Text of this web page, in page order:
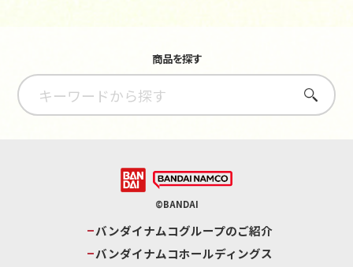
商品を探す
さがす
©BANDAI
バンダイナムコグループのご紹介
バンダイナムコホールディングス